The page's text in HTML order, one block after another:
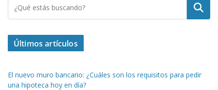
Buscar
Últimos artículos
El nuevo muro bancario: ¿Cuáles son los requisitos para pedir
una hipoteca hoy en día?